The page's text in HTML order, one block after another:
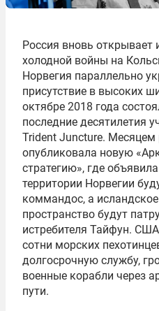
Россия вновь открывает
холодной войны на
Норвегия параллельно
присутствие в высоких
октябре 2018 года
последние десятилетия
Trident Juncture. Месяцем
опубликовала новую
стратегию», где
территории Норвегии
коммандос, а
пространство будут
истребителя Тайфун.
сотни морских
долгосрочную службу,
военные корабли через
пути.